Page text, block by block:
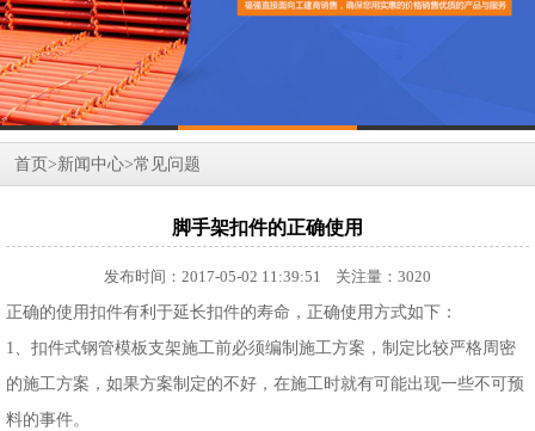
首页 >新闻中心>常见问题
脚手架扣件的正确使用
发布时间：2017-05-02 11:39:51 关注量：3020
正确的使用扣件有利于延长扣件的寿命，正确使用方式如下：
1、扣件式钢管模板支架施工前必须编制施工方案，制定比较严格周密
的施工方案，如果方案制定的不好，在施工时就有可能出现一些不可预
料的事件。